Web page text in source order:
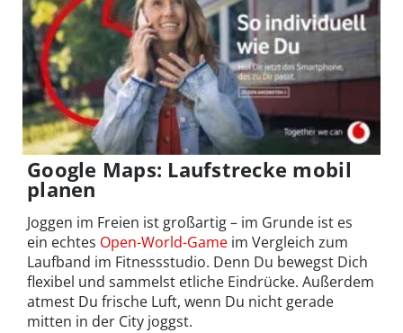
Google Maps: Laufstrecke mobil
planen
Joggen im Freien ist großartig – im Grunde ist es
ein echtes Open-World-Game im Vergleich zum
Laufband im Fitnessstudio. Denn Du bewegst Dich
flexibel und sammelst etliche Eindrücke. Außerdem
atmest Du frische Luft, wenn Du nicht gerade
mitten in der City joggst.